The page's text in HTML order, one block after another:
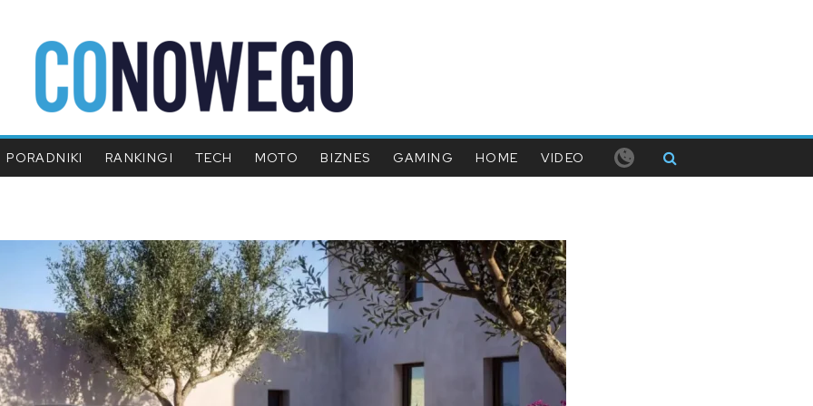
PORADNIKI RANKINGI TECH MOTO BIZNES GAMING HOME VIDEO